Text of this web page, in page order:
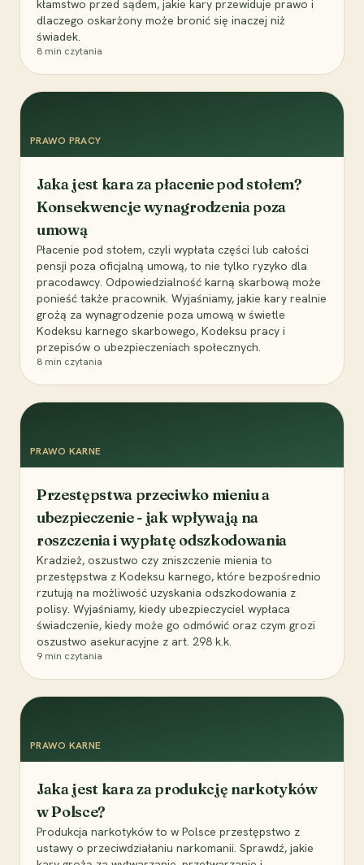
kłamstwo przed sądem, jakie kary przewiduje prawo i
dlaczego oskarżony może bronić się inaczej niż
świadek.
8 min czytania
PRAWO PRACY
Jaka jest kara za płacenie pod stołem?
Konsekwencje wynagrodzenia poza
umową
Płacenie pod stołem, czyli wypłata części lub całości
pensji poza oficjalną umową, to nie tylko ryzyko dla
pracodawcy. Odpowiedzialność karną skarbową może
ponieść także pracownik. Wyjaśniamy, jakie kary realnie
grożą za wynagrodzenie poza umową w świetle
Kodeksu karnego skarbowego, Kodeksu pracy i
przepisów o ubezpieczeniach społecznych.
8 min czytania
PRAWO KARNE
Przestępstwa przeciwko mieniu a
ubezpieczenie - jak wpływają na
roszczenia i wypłatę odszkodowania
Kradzież, oszustwo czy zniszczenie mienia to
przestępstwa z Kodeksu karnego, które bezpośrednio
rzutują na możliwość uzyskania odszkodowania z
polisy. Wyjaśniamy, kiedy ubezpieczyciel wypłaca
świadczenie, kiedy może go odmówić oraz czym grozi
oszustwo asekuracyjne z art. 298 k.k.
9 min czytania
PRAWO KARNE
Jaka jest kara za produkcję narkotyków
w Polsce?
Produkcja narkotyków to w Polsce przestępstwo z
ustawy o przeciwdziałaniu narkomanii. Sprawdź, jakie